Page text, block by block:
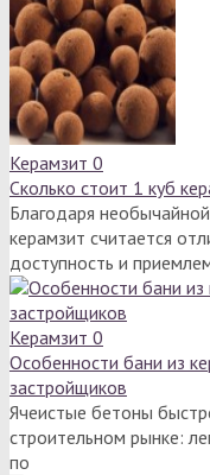
Керамзит 0
Сколько стоит 1 куб
Благодаря
керамзит считается
доступность и
Керамзит 0
Особенности бани из
застройщиков
Ячеистые бетоны
строительном рынке:
по